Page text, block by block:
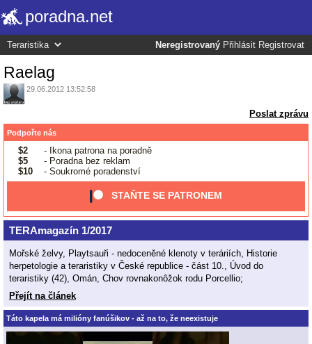
poradna.net
Neregistrovaný Přihlásit Registrovat
Raelag
29.06.2012 13:52:58
Poslat zprávu
Podpořte nás
$2
- Ikona patrona na poradně
$5
- Poradna bez reklam
$10
- Soukromé poradenství
STAŇTE SE PATRONEM
TERAmagazín 1/2017
Mořské želvy, Playtsauři - nedoceněné klenoty v teráriích, Historie
herpetologie a teraristiky v České republice - část 10., Úvod do
teraristiky (42), Omán, Chov rovnakonôžok rodu Porcellio;
Přejít na článek
Táto kapela má milióny fanúšikov - až na to, že neexistuje